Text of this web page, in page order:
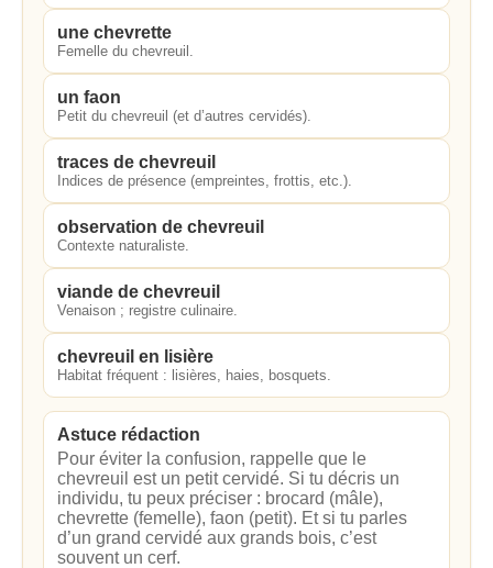
une chevrette
Femelle du chevreuil.
un faon
Petit du chevreuil (et d’autres cervidés).
traces de chevreuil
Indices de présence (empreintes, frottis, etc.).
observation de chevreuil
Contexte naturaliste.
viande de chevreuil
Venaison ; registre culinaire.
chevreuil en lisière
Habitat fréquent : lisières, haies, bosquets.
Astuce rédaction
Pour éviter la confusion, rappelle que le
chevreuil est un petit cervidé. Si tu décris un
individu, tu peux préciser : brocard (mâle),
chevrette (femelle), faon (petit). Et si tu parles
d’un grand cervidé aux grands bois, c’est
souvent un cerf.